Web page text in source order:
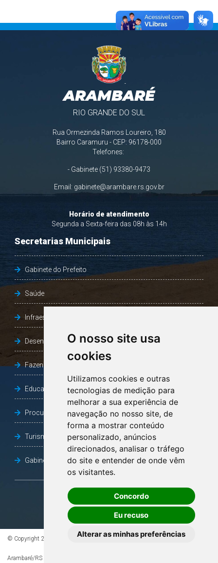
O nosso site usa
cookies
Utilizamos cookies e outras
tecnologias de medição para
melhorar a sua experiência de
navegação no nosso site, de
forma a mostrar conteúdo
personalizado, anúncios
direcionados, analisar o tráfego
do site e entender de onde vêm
os visitantes.
Concordo
Eu recuso
Alterar as minhas preferências
ARAMBARÉ
RIO GRANDE DO SUL
Rua Ormezinda Ramos Loureiro, 180
Bairro Caramuru - CEP: 96178-000
Telefones:
- Gabinete (51) 93380-9473
Email: gabinete@arambare.rs.gov.br
Horário de atendimento
Segunda a Sexta-feira das 08h às 14h
Secretarias Municipais
Gabinete do Prefeito
Saúde
Infraestrutura, Agricultura e Meio Ambiente
Desenvolvimento Social
Fazenda e Desenvolvimento Econômico
Educação
Procuradoria Geral do Município
Turismo, Desporto e Cultura
Gabinete Vice-Prefeito
OUVIDORIA
© Copyright 2026 - Todos os direitos reservados à Prefeitura de
Arambaré/RS